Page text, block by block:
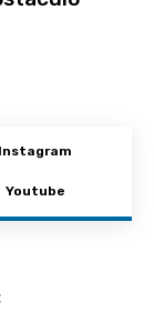
Instagram
Youtube